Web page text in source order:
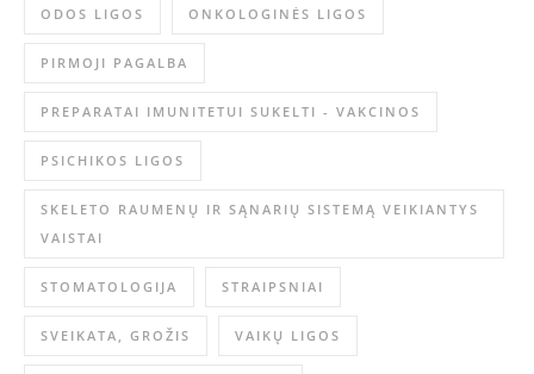
ODOS LIGOS ONKOLOGINĖS LIGOS
PIRMOJI PAGALBA
PREPARATAI IMUNITETUI SUKELTI - VAKCINOS
PSICHIKOS LIGOS
SKELETO RAUMENŲ IR SĄNARIŲ SISTEMĄ VEIKIANTYS
VAISTAI
STOMATOLOGIJA STRAIPSNIAI
SVEIKATA, GROŽIS VAIKŲ LIGOS